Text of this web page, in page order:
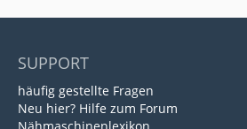
SUPPORT
häufig gestellte Fragen
Neu hier? Hilfe zum Forum